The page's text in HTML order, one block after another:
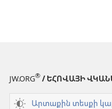
JW.ORG® / ԵՀՈՎԱՅԻ
Արտաքին տեսքի